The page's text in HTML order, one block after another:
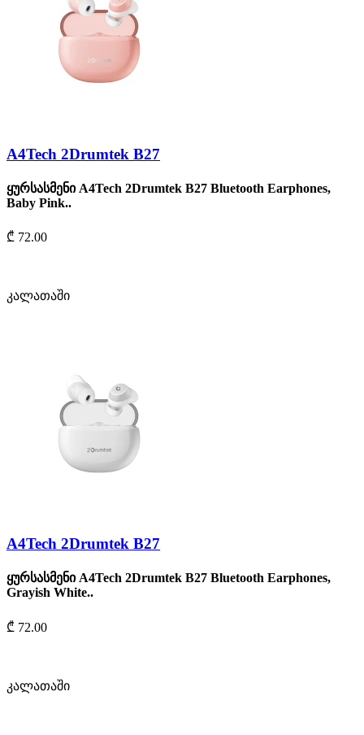
A4Tech 2Drumtek B27
ყურსასმენი A4Tech 2Drumtek B27 Bluetooth Earphones,
Baby Pink..
₾ 72.00
კალათაში
A4Tech 2Drumtek B27
ყურსასმენი A4Tech 2Drumtek B27 Bluetooth Earphones,
Grayish White..
₾ 72.00
კალათაში